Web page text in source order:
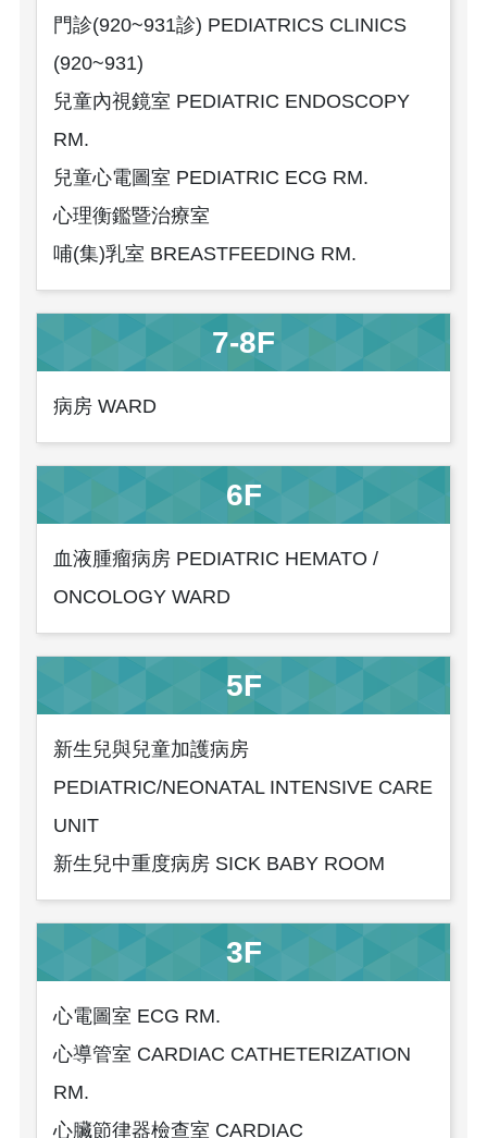
門診(920~931診) PEDIATRICS CLINICS
(920~931)
兒童內視鏡室 PEDIATRIC ENDOSCOPY
RM.
兒童心電圖室 PEDIATRIC ECG RM.
心理衡鑑暨治療室
哺(集)乳室 BREASTFEEDING RM.
7-8F
病房 WARD
6F
血液腫瘤病房 PEDIATRIC HEMATO /
ONCOLOGY WARD
5F
新生兒與兒童加護病房
PEDIATRIC/NEONATAL INTENSIVE CARE
UNIT
新生兒中重度病房 SICK BABY ROOM
3F
心電圖室 ECG RM.
心導管室 CARDIAC CATHETERIZATION
RM.
心臟節律器檢查室 CARDIAC